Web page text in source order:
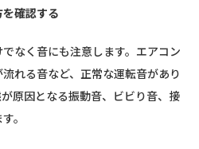
確認する
なく音にも注意します。エアコン
れる音など、正常な運転音があり
原因となる振動音、ビビり音、接
。